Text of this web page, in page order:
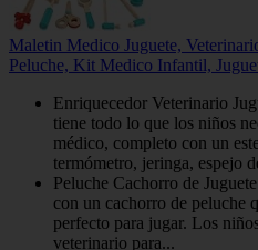
Maletin Medico Juguete,
Peluche, Kit Medico Infantil,
Enriquecedor Veterinario
tiene todo lo que los niños
médico, completo con un
termómetro, jeringa, espejo
Peluche Cachorro de
con un cachorro de peluche
perfecto para jugar. Los
veterinario para...